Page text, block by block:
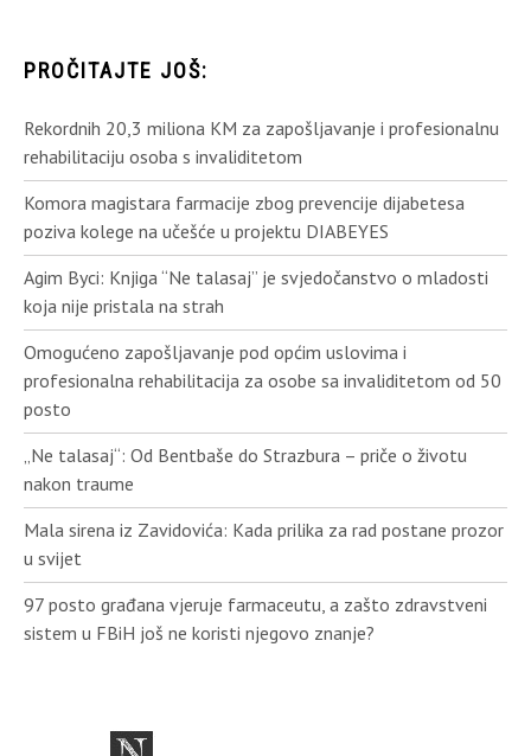
PROČITAJTE JOŠ:
Rekordnih 20,3 miliona KM za zapošljavanje i profesionalnu
rehabilitaciju osoba s invaliditetom
Komora magistara farmacije zbog prevencije dijabetesa
poziva kolege na učešće u projektu DIABEYES
Agim Byci: Knjiga “Ne talasaj” je svjedočanstvo o mladosti
koja nije pristala na strah
Omogućeno zapošljavanje pod općim uslovima i
profesionalna rehabilitacija za osobe sa invaliditetom od 50
posto
„Ne talasaj“: Od Bentbaše do Strazbura – priče o životu
nakon traume
Mala sirena iz Zavidovića: Kada prilika za rad postane prozor
u svijet
97 posto građana vjeruje farmaceutu, a zašto zdravstveni
sistem u FBiH još ne koristi njegovo znanje?